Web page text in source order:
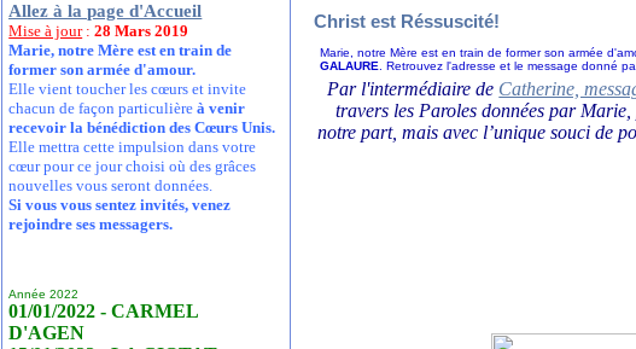
Allez à la page d'Accueil
Mise à jour:28 Mars 2019
Marie, notre Mère est en train de
former son armée d'amour.
Elle vient toucher les cœurs et invite
chacun de façon particulièreà venir
recevoir la bénédiction des Cœurs Unis.
Elle mettra cette impulsion dans votre
cœur pour ce jour choisi où des grâces
nouvelles vous seront données.
Si vous vous sentez invités, venez
rejoindre ses messagers.
Année 2022
01/01/2022 - CARMEL
D'AGEN
Christ est Réssuscité!
Marie, notre Mère est en train de former son armée
GALAURE. Retrouvez l'adresse et le message donné
Par l'intermédiaire de Catherine,
travers les Paroles données par
notre part, mais avec l’unique souci de